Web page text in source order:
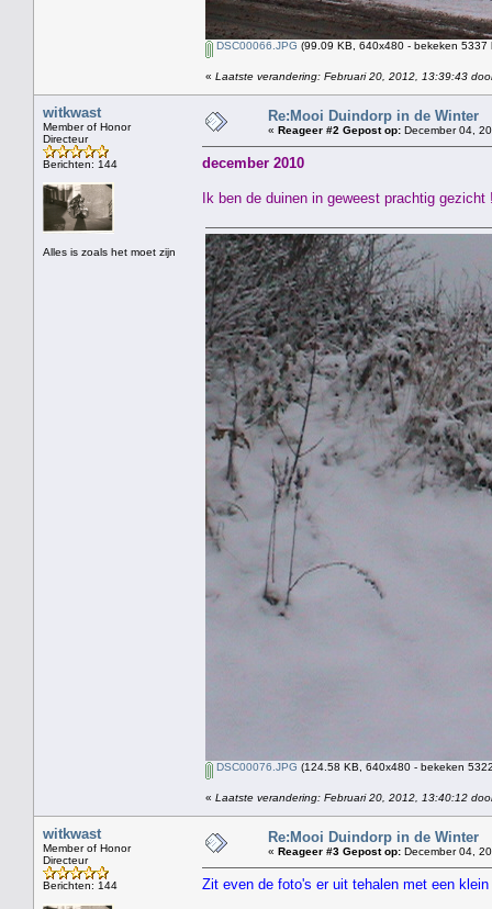
DSC00066.JPG (99.09 KB, 640x480 - bekeken 5337
« Laatste verandering: Februari 20, 2012, 13:39:43
witkwast
Member of Honor
Directeur
Berichten: 144
Alles is zoals het moet zijn
Re:Mooi Duindorp in de Winter
« Reageer #2 Gepost op: December 04,
december 2010
Ik ben de duinen in geweest prachtig gezicht
DSC00076.JPG (124.58 KB, 640x480 - bekeken
« Laatste verandering: Februari 20, 2012, 13:40:12
witkwast
Member of Honor
Directeur
Berichten: 144
Re:Mooi Duindorp in de Winter
« Reageer #3 Gepost op: December 04,
Zit even de foto's er uit tehalen met een